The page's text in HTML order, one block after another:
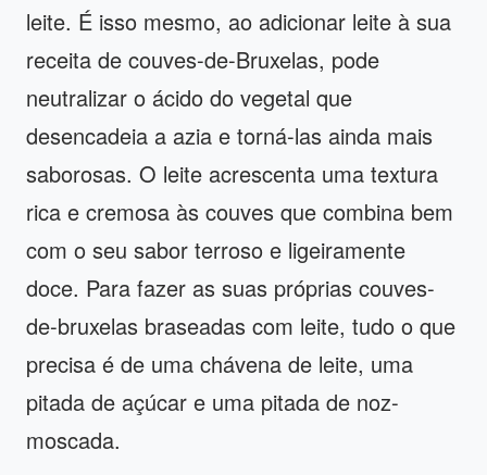
leite. É isso mesmo, ao adicionar leite à sua
receita de couves-de-Bruxelas, pode
neutralizar o ácido do vegetal que
desencadeia a azia e torná-las ainda mais
saborosas. O leite acrescenta uma textura
rica e cremosa às couves que combina bem
com o seu sabor terroso e ligeiramente
doce. Para fazer as suas próprias couves-
de-bruxelas braseadas com leite, tudo o que
precisa é de uma chávena de leite, uma
pitada de açúcar e uma pitada de noz-
moscada.